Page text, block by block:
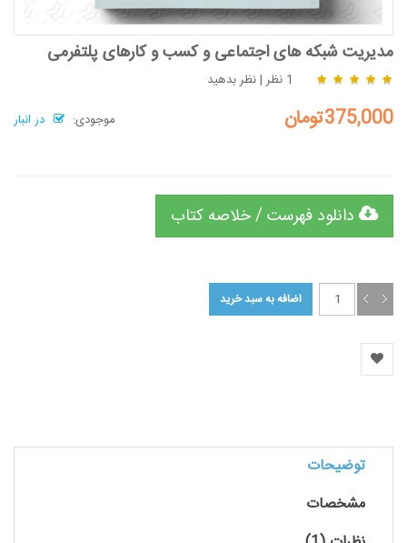
مدیریت شبکه های اجتماعی و کسب و کارهای پلتفرمی
1 نظر |نظر بدهید
موجودی:
در انبار 375,000تومان
دانلود فهرست / خلاصه کتاب
توضیحات
مشخصات